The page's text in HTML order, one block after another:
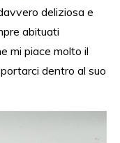
deliziosa e
abituati
mi piace molto il
dentro al suo